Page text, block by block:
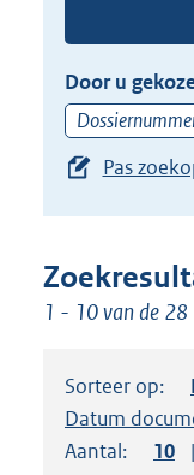
in
of
de
pijl
beneden
toets
suggesties.
Druk
om
Door u
Pas
1 - 10 van de
Sorteer op:
Sorteer op:
Datum
Aantal:
Toon
10